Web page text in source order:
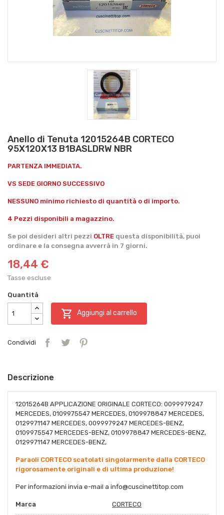
Anello di Tenuta 12015264B CORTECO
95X120X13 B1BASLDRW NBR
PARTENZA IMMEDIATA.
VS SEDE GIORNO SUCCESSIVO
NESSUNO minimo richiesto di quantità o di importo.
4 Pezzi disponibili a magazzino.
Se poi desideri altri pezzi OLTRE questa disponibilità, puoi
ordinare e la consegna avverrà in 7 giorni.
18,44 €
Tasse escluse
Quantità
 Aggiungi al carrello
Condividi
Descrizione
12015264B APPLICAZIONE ORIGINALE CORTECO: 0099979247
MERCEDES, 0109975547 MERCEDES, 0109978847 MERCEDES,
0129971147 MERCEDES, 0099979247 MERCEDES-BENZ,
0109975547 MERCEDES-BENZ, 0109978847 MERCEDES-BENZ,
0129971147 MERCEDES-BENZ,
Paraoli CORTECO scatolati singolarmente dalla CORTECO
rigorosamente originali e di ultima produzione!
Per informazioni invia e-mail a info@cuscinettitop.com
Marca CORTECO